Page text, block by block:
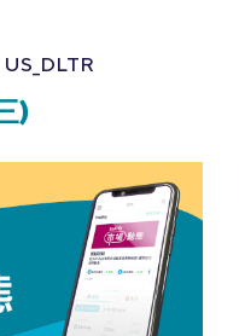
US_DLTR
)